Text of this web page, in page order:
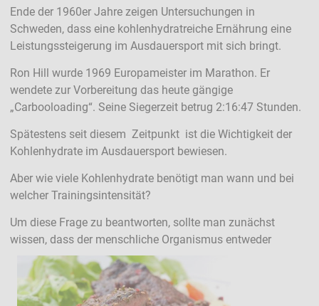
Ende der 1960er Jahre zeigen Untersuchungen in
Schweden, dass eine kohlenhydratreiche Ernährung eine
Leistungssteigerung im Ausdauersport mit sich bringt.
Ron Hill wurde 1969 Europameister im Marathon. Er
wendete zur Vorbereitung das heute gängige
„Carbooloading“. Seine Siegerzeit betrug 2:16:47 Stunden.
Spätestens seit diesem Zeitpunkt ist die Wichtigkeit der
Kohlenhydrate im Ausdauersport bewiesen.
Aber wie viele Kohlenhydrate benötigt man wann und bei
welcher Trainingsintensität?
Um diese Frage zu beantworten, sollte man zunächst
wissen, dass der menschliche Organismus entweder